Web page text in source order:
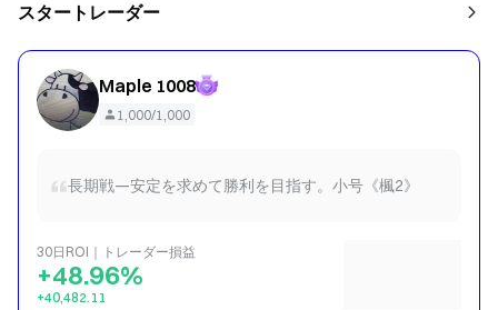
スタートレーダー
Maple 1008
1,000/1,000
長期戦—安定を求めて勝利を目指す。小号《楓2》
30日ROI｜トレーダー損益
+48.96%
+40,482.11